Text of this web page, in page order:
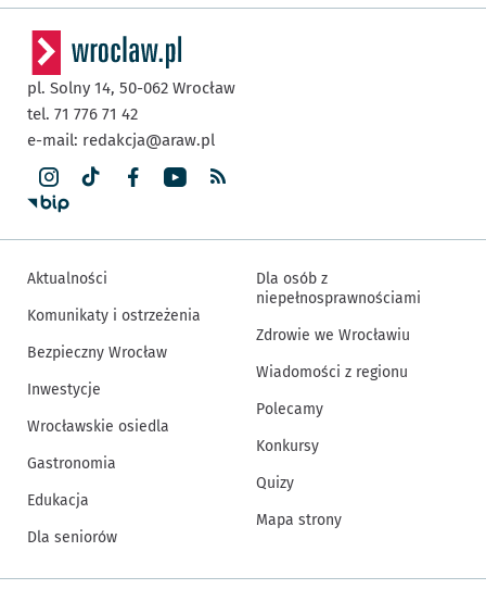
pl. Solny 14, 50-062 Wrocław
tel. 71 776 71 42
e-mail: redakcja@araw.pl
Aktualności
Komunikaty i ostrzeżenia
Bezpieczny Wrocław
Inwestycje
Wrocławskie osiedla
Gastronomia
Edukacja
Dla seniorów
Dla osób z
niepełnosprawnościami
Zdrowie we Wrocławiu
Wiadomości z regionu
Polecamy
Konkursy
Quizy
Mapa strony